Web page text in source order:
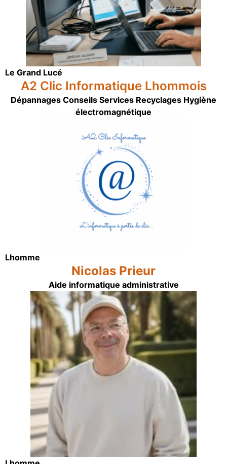
Le Grand Lucé
A2 Clic Informatique Lhommois
Dépannages Conseils Services Recyclages Hygiène
électromagnétique
Lhomme
Nicolas Prieur
Aide informatique administrative